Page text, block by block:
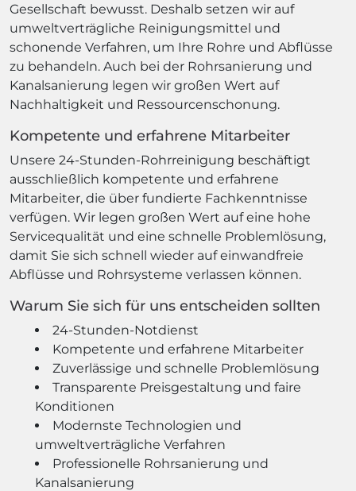
Gesellschaft bewusst. Deshalb setzen wir auf
umweltverträgliche Reinigungsmittel und
schonende Verfahren, um Ihre Rohre und Abflüsse
zu behandeln. Auch bei der Rohrsanierung und
Kanalsanierung legen wir großen Wert auf
Nachhaltigkeit und Ressourcenschonung.
Kompetente und erfahrene Mitarbeiter
Unsere 24-Stunden-Rohrreinigung beschäftigt
ausschließlich kompetente und erfahrene
Mitarbeiter, die über fundierte Fachkenntnisse
verfügen. Wir legen großen Wert auf eine hohe
Servicequalität und eine schnelle Problemlösung,
damit Sie sich schnell wieder auf einwandfreie
Abflüsse und Rohrsysteme verlassen können.
Warum Sie sich für uns entscheiden sollten
24-Stunden-Notdienst
Kompetente und erfahrene Mitarbeiter
Zuverlässige und schnelle Problemlösung
Transparente Preisgestaltung und faire
Konditionen
Modernste Technologien und
umweltverträgliche Verfahren
Professionelle Rohrsanierung und
Kanalsanierung